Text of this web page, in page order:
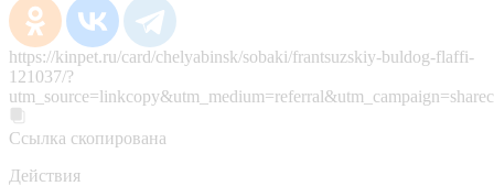
https://kinpet.ru/card/chelyabinsk/sobaki/frantsuzskiy-buldog-flaffi-
121037/?
Ссылка скопирована
Действия